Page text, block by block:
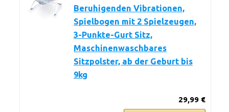
Beruhigenden Vibrationen,
Spielbogen mit 2 Spielzeugen,
3-Punkte-Gurt Sitz,
Maschinenwaschbares
Sitzpolster, ab der Geburt bis
9kg
29,99 €